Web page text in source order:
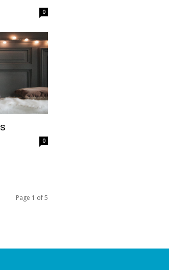
0
0
Page 1 of 5